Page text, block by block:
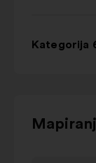
Kategorija
Upotrijebite